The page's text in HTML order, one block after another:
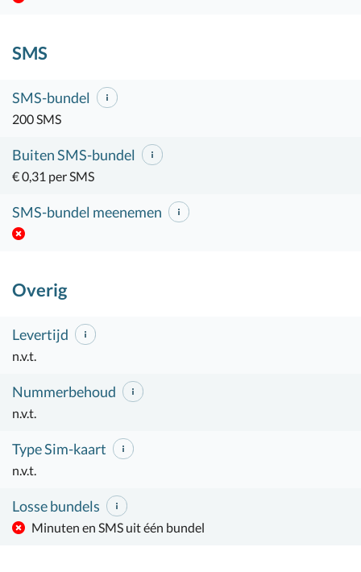
SMS
SMS-bundel
200 SMS
Buiten SMS-bundel
€ 0,31 per SMS
SMS-bundel meenemen
Overig
Levertijd
n.v.t.
Nummerbehoud
n.v.t.
Type Sim-kaart
n.v.t.
Losse bundels
Minuten en SMS uit één bundel